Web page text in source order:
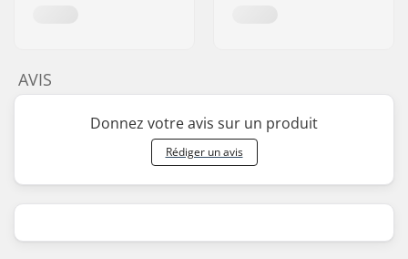
AVIS
Donnez votre avis sur un produit
Rédiger un avis